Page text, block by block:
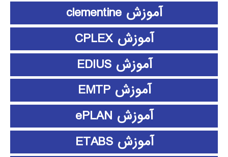
آموزش clementine
آموزش CPLEX
آموزش EDIUS
آموزش EMTP
آموزش ePLAN
آموزش ETABS